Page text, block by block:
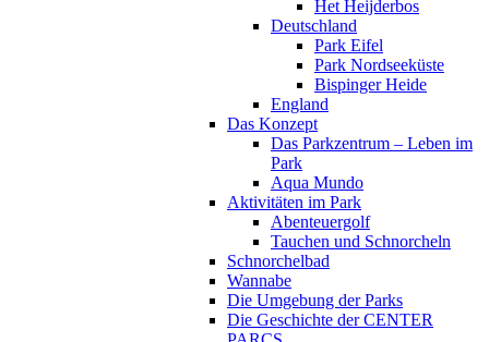
Het Heijderbos
Deutschland
Park Eifel
Park Nordseeküste
Bispinger Heide
England
Das Konzept
Das Parkzentrum – Leben im
Park
Aqua Mundo
Aktivitäten im Park
Abenteuergolf
Tauchen und Schnorcheln
Schnorchelbad
Wannabe
Die Umgebung der Parks
Die Geschichte der CENTER